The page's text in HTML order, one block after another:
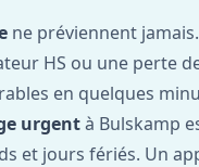
ne préviennent
HS ou une perte
en quelques
urgentà Bulskamp
et jours fériés. Un